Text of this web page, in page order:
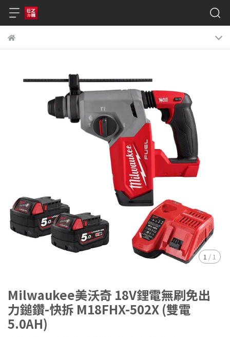
1 / 1
Milwaukee美沃奇 18V鋰電無刷免出
力鎚鑽-快拆 M18FHX-502X (雙電
5.0AH)